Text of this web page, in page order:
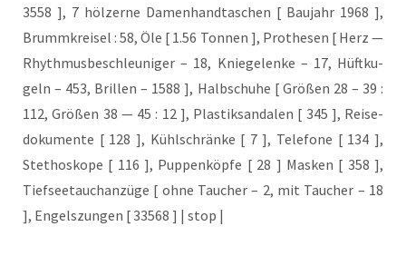
3558 ], 7 höl­zer­ne Damen­hand­ta­schen [ Bau­jahr 1968 ],
Brumm­krei­sel : 58, Öle [ 1.56 Ton­nen ], Pro­the­sen [ Herz —
Rhyth­mus­be­schleu­ni­ger – 18, Knie­ge­len­ke – 17, Hüft­ku­
geln – 453, Bril­len – 1588 ], Halb­schu­he [ Grö­ßen 28 – 39 :
112, Grö­ßen 38 — 45 : 12 ], Plas­tik­san­da­len [ 345 ], Rei­se­
do­ku­men­te [ 128 ], Kühl­schrän­ke [ 7 ], Tele­fo­ne [ 134 ],
Ste­tho­sko­pe [ 116 ], Pup­pen­köp­fe [ 28 ] Mas­ken [ 358 ],
Tief­see­tauch­an­zü­ge [ ohne Tau­cher – 2, mit Tau­cher – 18
], Engels­zun­gen [ 33568 ] | stop |